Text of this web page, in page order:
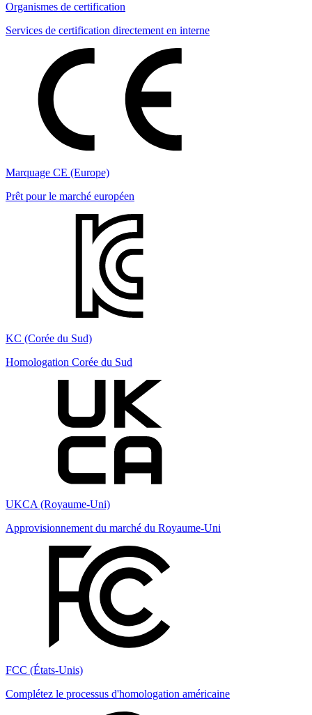
Organismes de certification
Services de certification directement en interne
Marquage CE (Europe)
Prêt pour le marché européen
KC (Corée du Sud)
Homologation Corée du Sud
UKCA (Royaume-Uni)
Approvisionnement du marché du Royaume-Uni
FCC (États-Unis)
Complétez le processus d'homologation américaine